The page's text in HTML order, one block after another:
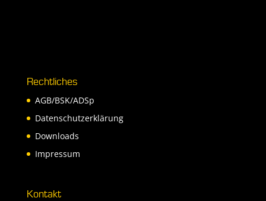
Rechtliches
AGB/BSK/ADSp
Datenschutzerklärung
Downloads
Impressum
Kontakt